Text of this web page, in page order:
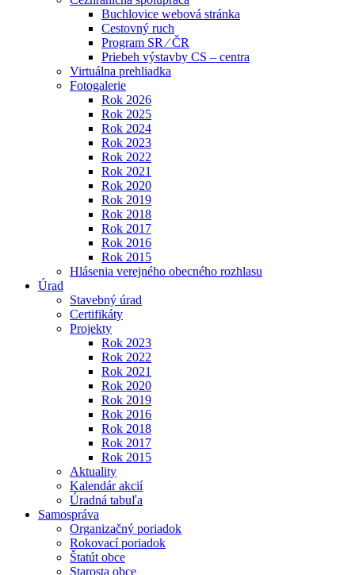
Buchlovice webová stránka
Cestovný ruch
Program SR ⁄ ČR
Priebeh výstavby CS – centra
Virtuálna prehliadka
Fotogalerie
Rok 2026
Rok 2025
Rok 2024
Rok 2023
Rok 2022
Rok 2021
Rok 2020
Rok 2019
Rok 2018
Rok 2017
Rok 2016
Rok 2015
Hlásenia verejného obecného rozhlasu
Úrad
Stavebný úrad
Certifikáty
Projekty
Rok 2023
Rok 2022
Rok 2021
Rok 2020
Rok 2019
Rok 2016
Rok 2018
Rok 2017
Rok 2015
Aktuality
Kalendár akcií
Úradná tabuľa
Samospráva
Organizačný poriadok
Rokovací poriadok
Štatút obce
Starosta obce